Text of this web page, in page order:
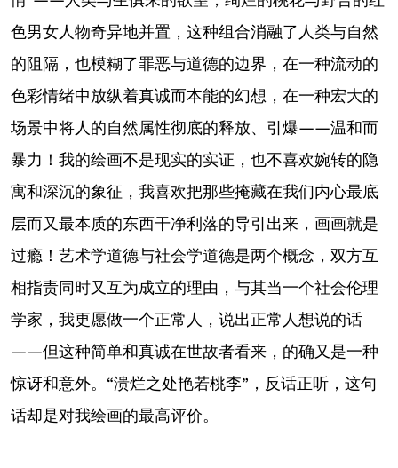
色男女人物奇异地并置，这种组合消融了人类与自然
的阻隔，也模糊了罪恶与道德的边界，在一种流动的
色彩情绪中放纵着真诚而本能的幻想，在一种宏大的
场景中将人的自然属性彻底的释放、引爆——温和而
暴力！我的绘画不是现实的实证，也不喜欢婉转的隐
寓和深沉的象征，我喜欢把那些掩藏在我们内心最底
层而又最本质的东西干净利落的导引出来，画画就是
过瘾！艺术学道德与社会学道德是两个概念，双方互
相指责同时又互为成立的理由，与其当一个社会伦理
学家，我更愿做一个正常人，说出正常人想说的话
——但这种简单和真诚在世故者看来，的确又是一种
惊讶和意外。“溃烂之处艳若桃李”，反话正听，这句
话却是对我绘画的最高评价。